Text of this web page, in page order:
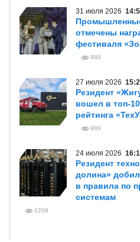
31 июля 2026
отмечены
фестиваля
980
27 июля 2026
Резидент
вошел в топ-
рейтинга
980
24 июля 2026
Резидент
долина»
в правила по
системам
1208